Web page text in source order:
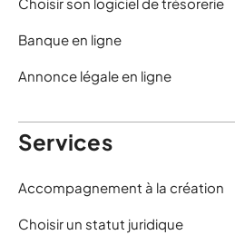
Banque en ligne
Annonce légale en ligne
Services
Accompagnement à la création
Choisir un statut juridique